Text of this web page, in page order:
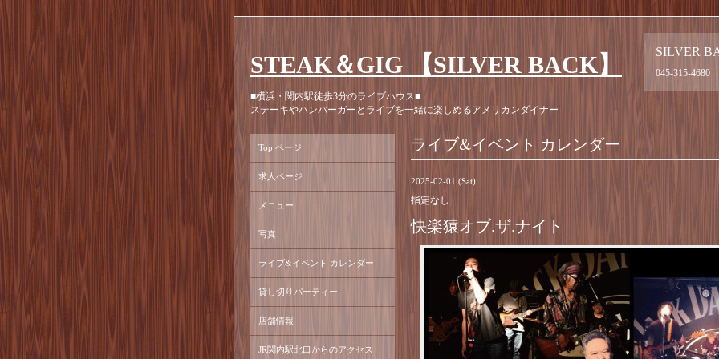
SILVER
045-315-4680
STEAK＆GIG 【SILVER BACK】
■横浜・関内駅徒歩3分のライブハウス■
ステーキやハンバーガーとライブを一緒に楽しめるアメリカンダイナー
ライブ&イベント カレンダー
2025-02-01 (Sat)
指定なし
快楽猿オブ.ザ.ナイト
Top ページ
求人ページ
メニュー
写真
ライブ&イベント カレンダー
貸し切りパーティー
店舗情報
JR関内駅北口からのアクセス